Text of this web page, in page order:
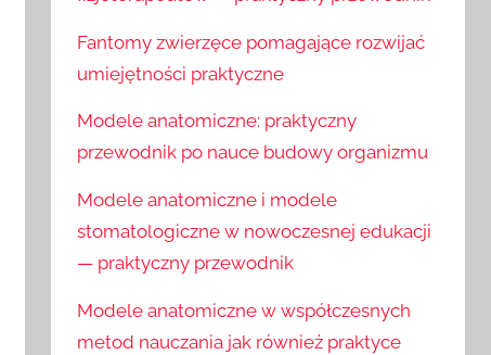
Fantomy zwierzęce pomagające rozwijać
umiejętności praktyczne
Modele anatomiczne: praktyczny
przewodnik po nauce budowy organizmu
Modele anatomiczne i modele
stomatologiczne w nowoczesnej edukacji
— praktyczny przewodnik
Modele anatomiczne w współczesnych
metod nauczania jak również praktyce